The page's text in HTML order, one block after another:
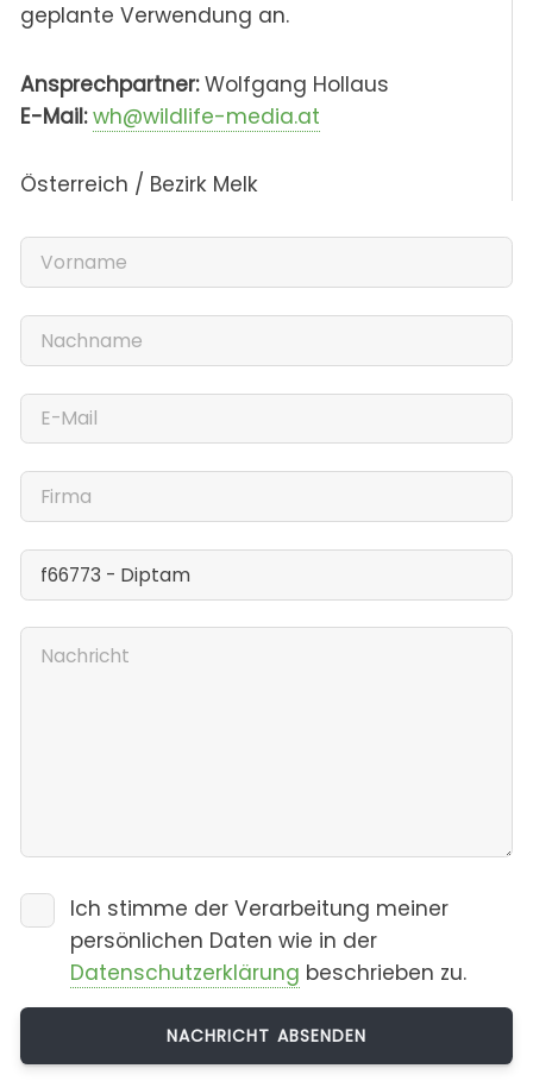
geplante Verwendung an.
Ansprechpartner:Wolfgang Hollaus
E-Mail: wh@wildlife-media.at
Österreich / Bezirk Melk
Ich stimme der Verarbeitung meiner
persönlichen Daten wie in der
Datenschutzerklärung beschrieben zu.